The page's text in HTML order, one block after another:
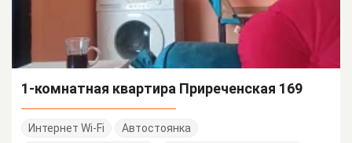
1-комнатная квартира Приреченская 169
Интернет Wi-Fi
Автостоянка